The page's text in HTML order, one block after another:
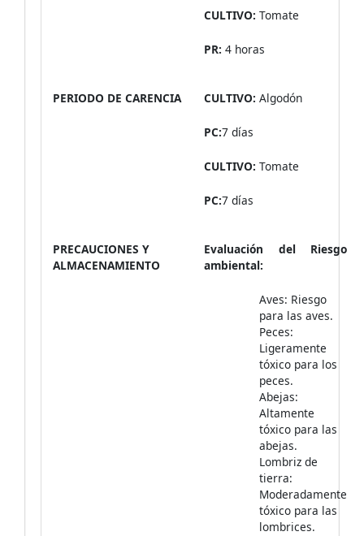
CULTIVO: Tomate
PR: 4 horas
PERIODO DE CARENCIA CULTIVO: Algodón
PC:7 días
CULTIVO: Tomate
PC:7 días
PRECAUCIONES Y
ALMACENAMIENTO
Evaluación del Riesgo
ambiental:
Aves: Riesgo
para las aves.
Peces:
Ligeramente
tóxico para los
peces.
Abejas:
Altamente
tóxico para las
abejas.
Lombriz de
tierra:
Moderadamente
tóxico para las
lombrices.